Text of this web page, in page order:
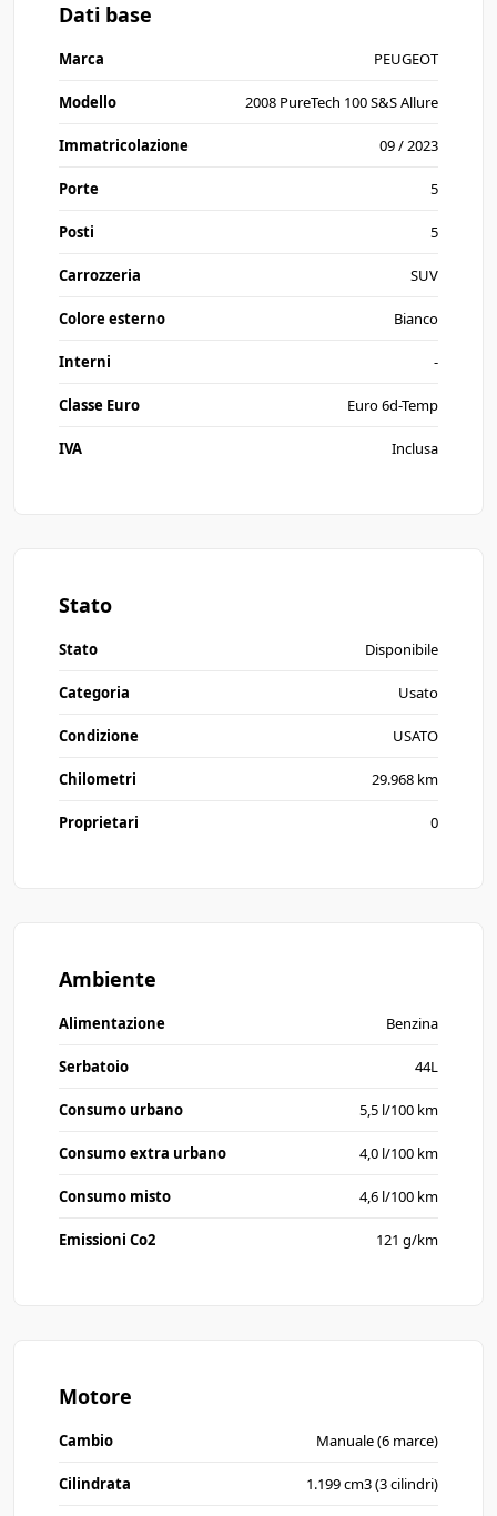
Dati base
Marca PEUGEOT
Modello 2008 PureTech 100 S&S Allure
Immatricolazione 09 / 2023
Porte 5
Posti 5
Carrozzeria SUV
Colore esterno Bianco
Interni -
Classe Euro Euro 6d-Temp
IVA Inclusa
Stato
Stato Disponibile
Categoria Usato
Condizione USATO
Chilometri 29.968 km
Proprietari 0
Ambiente
Alimentazione Benzina
Serbatoio 44L
Consumo urbano 5,5 l/100 km
Consumo extra urbano 4,0 l/100 km
Consumo misto 4,6 l/100 km
Emissioni Co2 121 g/km
Motore
Cambio Manuale (6 marce)
Cilindrata 1.199 cm3 (3 cilindri)